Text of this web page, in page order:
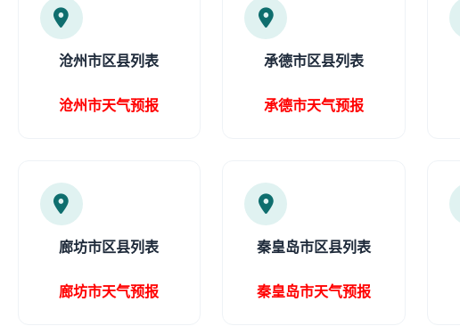
沧州市区县列表
沧州市天气预报
承德市区县列表
承德市天气预报
廊坊市区县列表
廊坊市天气预报
秦皇岛市区县列表
秦皇岛市天气预报